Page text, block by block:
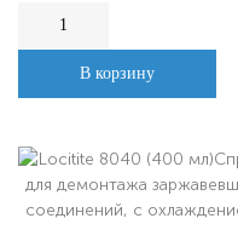
В корзину